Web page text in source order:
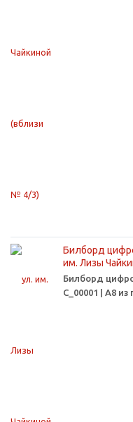
Билборд
им. Лизы
Билборд
С_00001 | А8 из